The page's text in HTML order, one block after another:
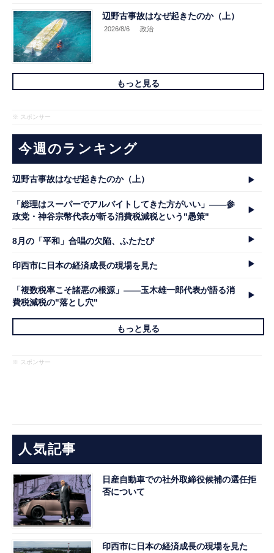
辺野古事故はなぜ起きたのか（上）
2026/8/6 .政治
もっと見る
※ スポンサー
今週のランキング
辺野古事故はなぜ起きたのか（上）
「総理はスーパーでアルバイトしてきた方がいい」――参
政党・神谷宗幣代表が斬る消費税減税という"愚策"
8月の「平和」合唱の欠陥、ふたたび
印西市に日本の経済成長の現場を見た
「複数税率こそ諸悪の根源」――玉木雄一郎代表が語る消
費税減税の"落とし穴"
もっと見る
※ スポンサー
人気記事
日産自動車での社外取締役候補の選任拒
否について
印西市に日本の経済成長の現場を見た